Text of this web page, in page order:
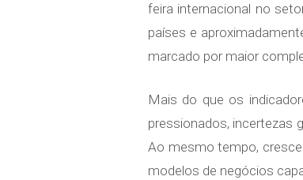
feira internacional no
países e
marcado por maior
Mais do que os
pressionados, incertezas
Ao mesmo tempo,
modelos de negócios